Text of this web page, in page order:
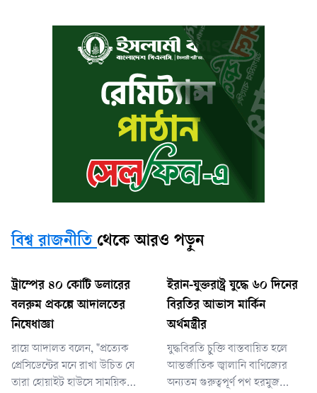
বিশ্ব রাজনীতি থেকে আরও পড়ুন
ট্রাম্পের ৪০ কোটি ডলারের
বলরুম প্রকল্পে আদালতের
নিষেধাজ্ঞা
রায়ে আদালত বলেন, "প্রত্যেক
প্রেসিডেন্টের মনে রাখা উচিত যে
তারা হোয়াইট হাউসে সাময়িক
ইরান-যুক্তরাষ্ট্র যুদ্ধে ৬০ দিনের
বিরতির আভাস মার্কিন
অর্থমন্ত্রীর
যুদ্ধবিরতি চুক্তি বাস্তবায়িত হলে
আন্তর্জাতিক জ্বালানি বাণিজ্যের
অন্যতম গুরুত্বপূর্ণ পথ হরমুজ